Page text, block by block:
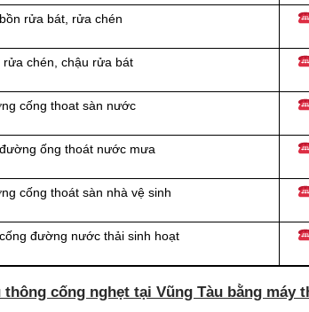
rửa bát, rửa chén
rửa chén, chậu rửa bát
cống thoat sàn nước
ống thoát nước mưa
cống thoát sàn nhà vệ sinh
đường nước thải sinh hoạt
cống nghẹt tại Vũng Tàu bằng máy